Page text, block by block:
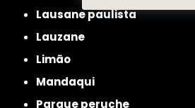
lausane paulista
lauzane
limão
mandaqui
parque peruche